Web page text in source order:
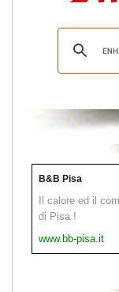
B&B Pisa
Il calore ed il
di Pisa !
www.bb-pisa.it